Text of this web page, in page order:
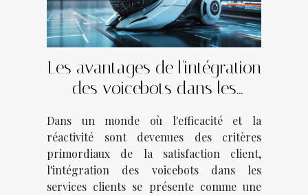
Les avantages de l'intégration
des voicebots dans les
Dans un monde où l'efficacité et la
réactivité sont devenues des critères
primordiaux de la satisfaction client,
l'intégration des voicebots dans les
services clients se présente comme une